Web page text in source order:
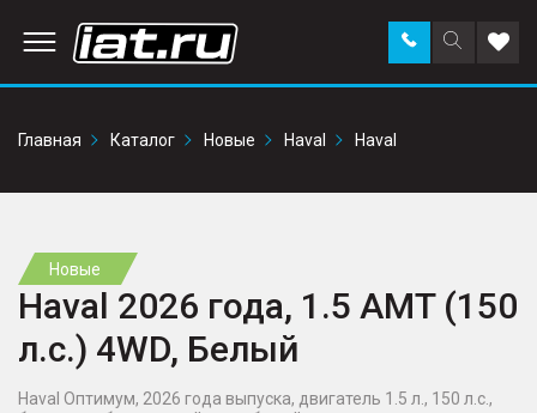
Поиск
по
Заказать
звонок в
Главная
Каталог Новые Haval Haval
Новые
Haval 2026 года, 1.5 AMT (150
л.с.) 4WD, Белый
Haval Оптимум, 2026 года выпуска, двигатель 1.5 л., 150 л.с.,